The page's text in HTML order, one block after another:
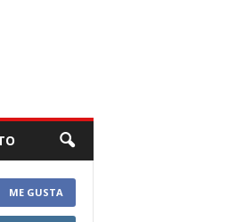
ME GUSTA